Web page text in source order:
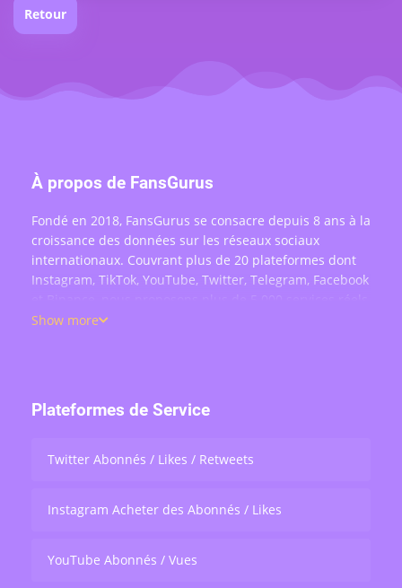
Retour
À propos de FansGurus
Fondé en 2018, FansGurus se consacre depuis 8 ans à la
croissance des données sur les réseaux sociaux
internationaux. Couvrant plus de 20 plateformes dont
Instagram, TikTok, YouTube, Twitter, Telegram, Facebook
: achat d'abonnés, likes, commentaires, vues, partages
Show more
Plateformes de Service
Twitter Abonnés / Likes / Retweets
Instagram Acheter des Abonnés / Likes
YouTube Abonnés / Vues